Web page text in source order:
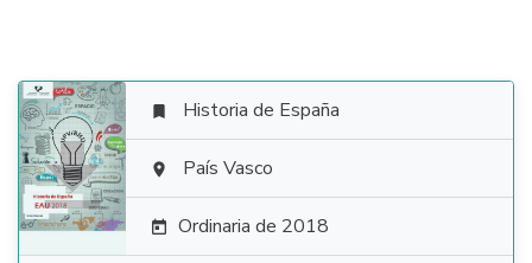

 Historia de España
 País Vasco
 Ordinaria de 2018